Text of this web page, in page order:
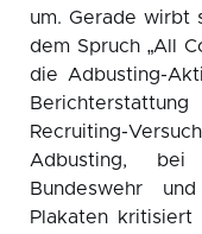
um. Gerade wirbt
dem Spruch „All
die Adbusting-
Recruiting-
Adbusting,
Bundeswehr
Plakaten kritisiert